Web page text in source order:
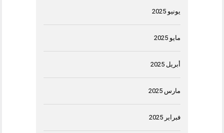
يونيو 2025
مايو 2025
أبريل 2025
مارس 2025
فبراير 2025